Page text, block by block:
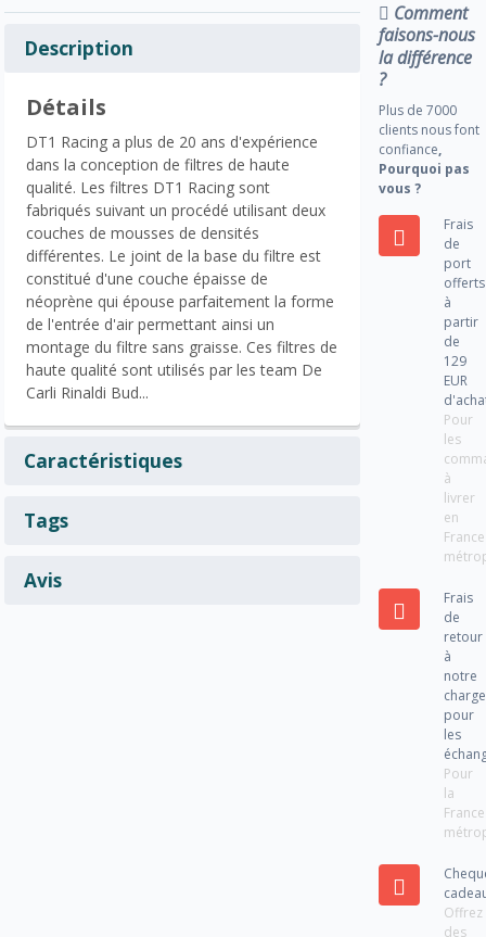
Description
Détails
DT1 Racing a plus de 20 ans d'expérience
dans la conception de filtres de haute
qualité. Les filtres DT1 Racing sont
fabriqués suivant un procédé utilisant deux
couches de mousses de densités
différentes. Le joint de la base du filtre est
constitué d'une couche épaisse de
néoprène qui épouse parfaitement la forme
de l'entrée d'air permettant ainsi un
montage du filtre sans graisse. Ces filtres de
haute qualité sont utilisés par les team De
Carli Rinaldi Bud...
Caractéristiques
Tags
Avis
Comment
faisons-nous
la différence
?
Plus de 7000
clients nous font
confiance,
Pourquoi pas
vous ?
Frais
de
port
offerts
à
partir
de
129
EUR
Pour
les
à
livrer
en
France
Frais
de
retour
à
notre
charge
pour
les
Pour
la
France
Offrez
des